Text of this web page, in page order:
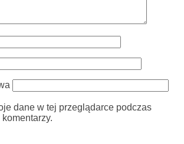
dane w tej przeglądarce podczas